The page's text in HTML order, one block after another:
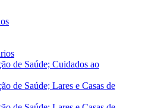
de Saúde; Cuidados ao
de Saúde; Lares e Casas de